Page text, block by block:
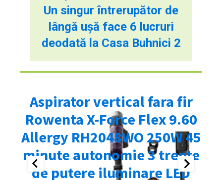
Un singur întrerupător de
lângă ușă face 6 lucruri
deodată la Casa Buhnici 2